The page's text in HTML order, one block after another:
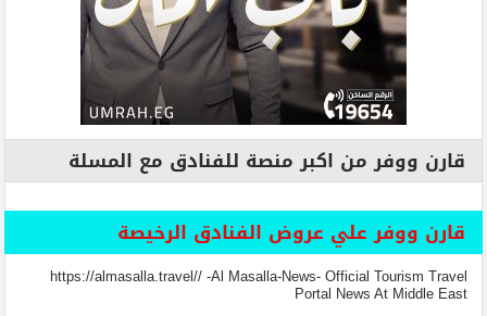
قارن ووفر من اكبر منصة للفنادق مع المسلة
قارن ووفر علي عروض الفنادق الرخيصة
https://almasalla.travel// -Al Masalla-News- Official Tourism Travel
Portal News At Middle East